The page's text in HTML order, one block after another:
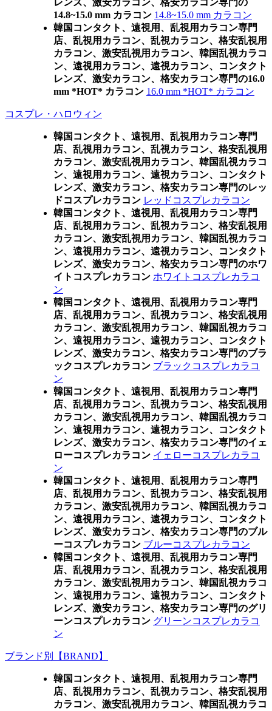
レンズ、激安カラコン、格安カラコン専門の
14.8~15.0 mm カラコン 14.8~15.0 mm カラコン
韓国コンタクト、遠視用、乱視用カラコン専門
店、乱視用カラコン、乱視カラコン、格安乱視用
カラコン、激安乱視用カラコン、韓国乱視カラコ
ン、遠視用カラコン、遠視カラコン、コンタクト
レンズ、激安カラコン、格安カラコン専門の16.0
mm *HOT* カラコン 16.0 mm *HOT* カラコン
コスプレ・ハロウィン
韓国コンタクト、遠視用、乱視用カラコン専門
店、乱視用カラコン、乱視カラコン、格安乱視用
カラコン、激安乱視用カラコン、韓国乱視カラコ
ン、遠視用カラコン、遠視カラコン、コンタクト
レンズ、激安カラコン、格安カラコン専門のレッ
ドコスプレカラコン レッドコスプレカラコン
韓国コンタクト、遠視用、乱視用カラコン専門
店、乱視用カラコン、乱視カラコン、格安乱視用
カラコン、激安乱視用カラコン、韓国乱視カラコ
ン、遠視用カラコン、遠視カラコン、コンタクト
レンズ、激安カラコン、格安カラコン専門のホワ
イトコスプレカラコン ホワイトコスプレカラコ
ン
韓国コンタクト、遠視用、乱視用カラコン専門
店、乱視用カラコン、乱視カラコン、格安乱視用
カラコン、激安乱視用カラコン、韓国乱視カラコ
ン、遠視用カラコン、遠視カラコン、コンタクト
レンズ、激安カラコン、格安カラコン専門のブラ
ックコスプレカラコン ブラックコスプレカラコ
ン
韓国コンタクト、遠視用、乱視用カラコン専門
店、乱視用カラコン、乱視カラコン、格安乱視用
カラコン、激安乱視用カラコン、韓国乱視カラコ
ン、遠視用カラコン、遠視カラコン、コンタクト
レンズ、激安カラコン、格安カラコン専門のイェ
ローコスプレカラコン イェローコスプレカラコ
ン
韓国コンタクト、遠視用、乱視用カラコン専門
店、乱視用カラコン、乱視カラコン、格安乱視用
カラコン、激安乱視用カラコン、韓国乱視カラコ
ン、遠視用カラコン、遠視カラコン、コンタクト
レンズ、激安カラコン、格安カラコン専門のブル
ーコスプレカラコン ブルーコスプレカラコン
韓国コンタクト、遠視用、乱視用カラコン専門
店、乱視用カラコン、乱視カラコン、格安乱視用
カラコン、激安乱視用カラコン、韓国乱視カラコ
ン、遠視用カラコン、遠視カラコン、コンタクト
レンズ、激安カラコン、格安カラコン専門のグリ
ーンコスプレカラコン グリーンコスプレカラコ
ン
ブランド別【BRAND】
韓国コンタクト、遠視用、乱視用カラコン専門
店、乱視用カラコン、乱視カラコン、格安乱視用
カラコン、激安乱視用カラコン、韓国乱視カラコ